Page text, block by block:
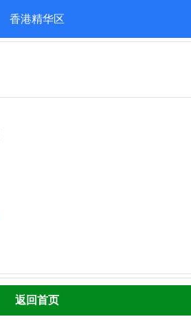
香港精华区
返回首页